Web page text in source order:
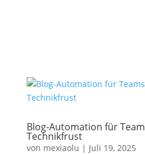
Blog-Automation für
Technikfrust
von mexiaolu | Juli 19, 2025